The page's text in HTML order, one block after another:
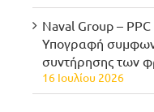
Naval Group –
Υπογραφή
συντήρησης των
16 Ιουλίου 2026